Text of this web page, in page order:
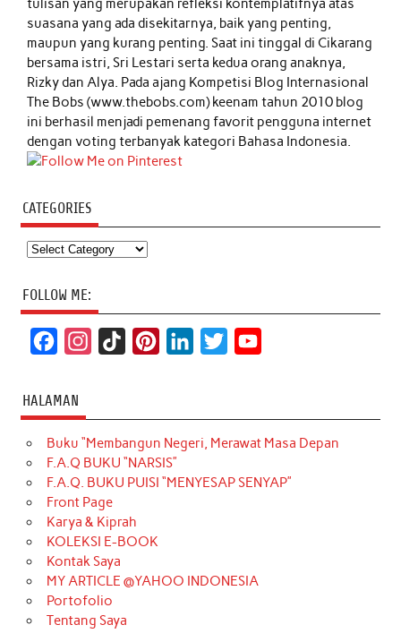
tulisan yang merupakan refleksi kontemplatifnya atas
suasana yang ada disekitarnya, baik yang penting,
maupun yang kurang penting. Saat ini tinggal di Cikarang
bersama istri, Sri Lestari serta kedua orang anaknya,
Rizky dan Alya. Pada ajang Kompetisi Blog Internasional
The Bobs (www.thebobs.com) keenam tahun 2010 blog
ini berhasil menjadi pemenang favorit pengguna internet
dengan voting terbanyak kategori Bahasa Indonesia.
CATEGORIES
Categories
FOLLOW ME:
c
e
b
o
o
k
t
a
g
r
a
m
T
o
k
t
e
r
k
e
d
t
t
e
T
u
b
HALAMAN
Buku “Membangun Negeri, Merawat Masa Depan
F.A.Q BUKU “NARSIS”
F.A.Q. BUKU PUISI “MENYESAP SENYAP”
Front Page
Karya & Kiprah
KOLEKSI E-BOOK
Kontak Saya
MY ARTICLE @YAHOO INDONESIA
Portofolio
Tentang Saya